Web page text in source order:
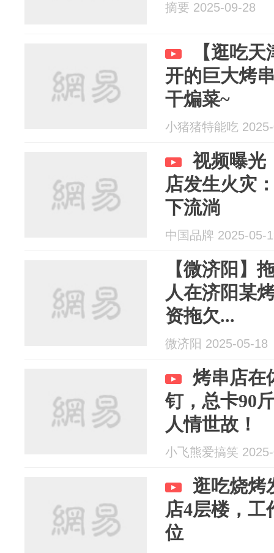
摘要 2025-09-28
【逛吃
开的巨大烤
干煸菜~
小猪猪特能吃
视频曝光
店发生火灾
下流淌
中国品牌 2025-05-
【微济阳】
人在济阳某
资拖欠...
微济阳 2025-05-18
烤串店在
钉，总卡90
人情世故！
小飞熊爱搞笑
逛吃烧烤
店4层楼，工
位